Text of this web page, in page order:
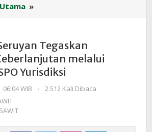
»
Seruyan
Komitmen
Keberlanjutan
melalui
Sertifikasi
RSPO
Tegaskan
melalui
Yurisdiksi
WIB
oleh
-
2.512 Kali Dibaca